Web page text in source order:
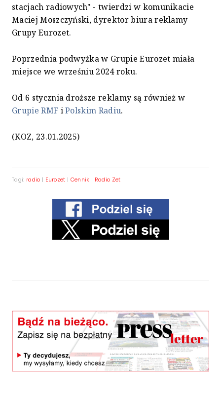
stacjach radiowych" - twierdzi w komunikacie
Maciej Moszczyński, dyrektor biura reklamy
Grupy Eurozet.
Poprzednia podwyżka w Grupie Eurozet miała
miejsce we wrześniu 2024 roku.
Od 6 stycznia droższe reklamy są również w
Grupie RMF iPolskim Radiu.
(KOZ, 23.01.2025)
Tagi: radio | Eurozet | Cennik | Radio Zet